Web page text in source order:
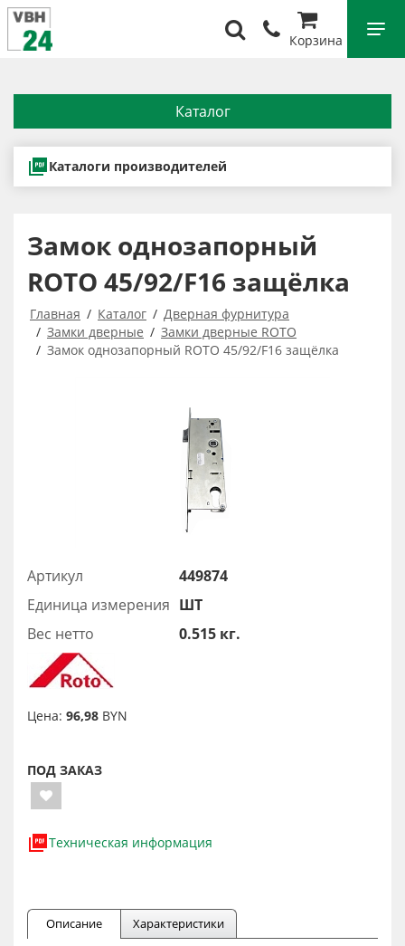
Корзина
Каталог
Каталоги производителей
Замок однозапорный
ROTO 45/92/F16 защёлка
Главная Каталог
Дверная фурнитура
Замки дверные
Замки дверные ROTO
Замок однозапорный ROTO 45/92/F16 защёлка
Артикул
449874
Единица измерения ШТ
Вес нетто
0.515 кг.
Цена: 96,98 BYN
ПОД ЗАКАЗ
Техническая информация
Описание Характеристики